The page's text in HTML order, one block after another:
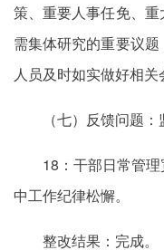
策、重要人事任免、
需集体研究的重要议
人员及时如实做好相关
（七）反馈问题
18：干部日常管
中工作纪律松懈。
整改结果：完成。